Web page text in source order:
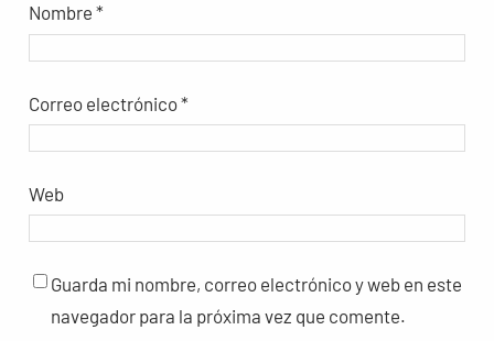
Nombre *
Correo electrónico*
Web
Guarda mi nombre, correo electrónico y web en este
navegador para la próxima vez que comente.